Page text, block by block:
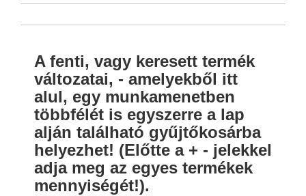
A fenti, vagy keresett termék
változatai, - amelyekből itt
alul, egy munkamenetben
többfélét is egyszerre a lap
alján található gyűjtőkosárba
helyezhet! (Előtte a + - jelekkel
adja meg az egyes termékek
mennyiségét!).